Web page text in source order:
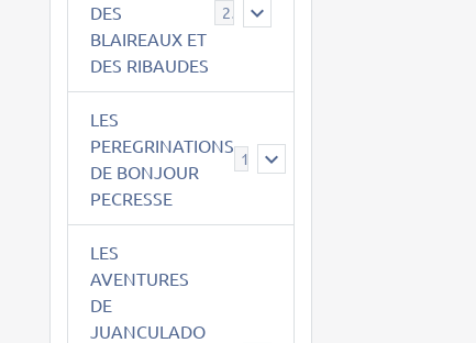
DES
BLAIREAUX ET
DES RIBAUDES
21
LES
PEREGRINATIONS
DE BONJOUR
PECRESSE
14
LES
AVENTURES
DE
JUANCULADO